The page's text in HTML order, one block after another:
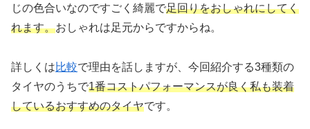
じの色合いなのですごく綺麗で足回りをおしゃれにしてく
れます。おしゃれは足元からですからね。
詳しくは比較で理由を話しますが、今回紹介する3種類の
タイヤのうちで1番コストパフォーマンスが良く私も装着
しているおすすめのタイヤです。